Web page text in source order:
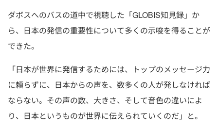
ダボスへのバスの道中で視聴した「GLOBIS知見録」か
ら、日本の発信の重要性について多くの示唆を得ることが
できた。
「日本が世界に発信するためには、トップのメッセージ力
に頼らずに、日本からの声を、数多くの人が発しなければ
ならない。その声の数、大きさ、そして音色の違いによ
り、日本というものが世界に伝えられていくのだ」と。